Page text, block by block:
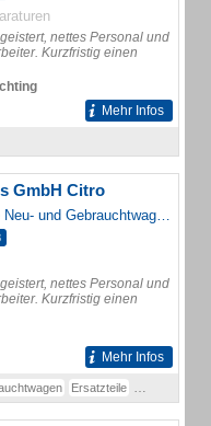
nettes Personal und
Kurzfristig einen
Mehr Infos
GmbH Citro
Bei uns erwarten Sie Neu- und Gebrauchtwagen verschiedenster Marken sowie eine Werkstatt - alles rund ums Auto.
nettes Personal und
Kurzfristig einen
Mehr Infos
Ersatzteile